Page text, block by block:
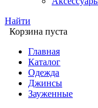
Найти
Корзина пуста
Главная
Каталог
Одежда
Джинсы
Зауженные